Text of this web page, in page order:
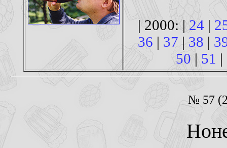
| 2000: |24 |
36 | 37 | 38 |
50 | 51 |
№ 57